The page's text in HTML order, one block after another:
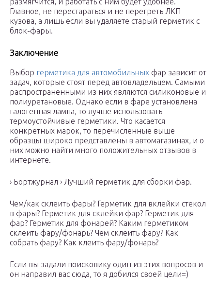
Главное, не перестараться и не перегреть ЛКП
кузова, а лишь если вы удаляете старый герметик с
блок-фары.
Заключение
Выбор герметика для автомобильных фар зависит от
задач, которые стоят перед автовладельцем. Самыми
распространенными из них являются силиконовые и
полиуретановые. Однако если в фаре установлена
галогенная лампа, то лучше использовать
термоустойчивые герметики. Что касается
конкретных марок, то перечисленные выше
образцы широко представлены в автомагазинах, и о
них можно найти много положительных отзывов в
интернете.
› Бортжурнал › Лучший герметик для сборки фар.
Чем/как склеить фары? Герметик для вклейки стекол
в фары? Герметик для склейки фар? Герметик для
фар? Герметик для фонарей? Каким герметиком
склеить фару/фонарь? Чем склеить фару? Как
собрать фару? Как клеить фару/фонарь?
Если вы задали поисковику один из этих вопросов и
он направил вас сюда, то я добился своей цели=)